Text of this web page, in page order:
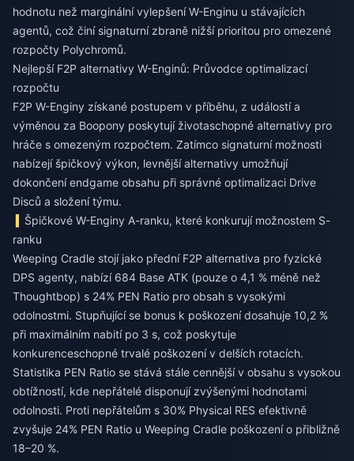
hodnotu než marginální vylepšení W-Enginu u stávajících
agentů, což činí signaturní zbraně nižší prioritou pro omezené
rozpočty Polychromů.
Nejlepší F2P alternativy W-Enginů: Průvodce optimalizací
rozpočtu
F2P W-Enginy získané postupem v příběhu, z událostí a
výměnou za Boopony poskytují životaschopné alternativy pro
hráče s omezeným rozpočtem. Zatímco signaturní možnosti
nabízejí špičkový výkon, levnější alternativy umožňují
dokončení endgame obsahu při správné optimalizaci Drive
Disců a složení týmu.
Špičkové W-Enginy A-ranku, které konkurují možnostem S-
ranku
Weeping Cradle stojí jako přední F2P alternativa pro fyzické
DPS agenty, nabízí 684 Base ATK (pouze o 4,1 % méně než
Thoughtbop) s 24% PEN Ratio pro obsah s vysokými
odolnostmi. Stupňující se bonus k poškození dosahuje 10,2 %
při maximálním nabití po 3 s, což poskytuje
konkurenceschopné trvalé poškození v delších rotacích.
Statistika PEN Ratio se stává stále cennější v obsahu s vysokou
obtížností, kde nepřátelé disponují zvýšenými hodnotami
odolnosti. Proti nepřátelům s 30% Physical RES efektivně
zvyšuje 24% PEN Ratio u Weeping Cradle poškození o přibližně
18–20 %.